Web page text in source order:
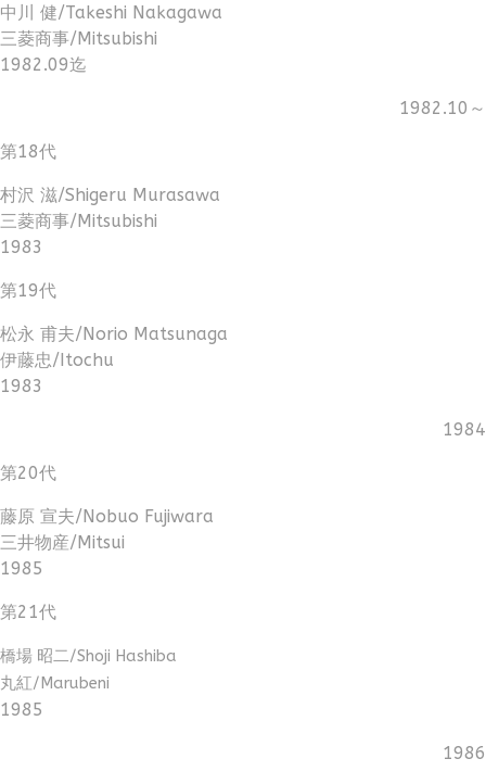
中川 健/Takeshi Nakagawa
三菱商事/Mitsubishi
1982.09迄
1982.10～
第18代
村沢 滋/Shigeru Murasawa
三菱商事/Mitsubishi
1983
第19代
松永 甫夫/Norio Matsunaga
伊藤忠/Itochu
1983
1984
第20代
藤原 宣夫/Nobuo Fujiwara
三井物産/Mitsui
1985
第21代
橋場 昭二/Shoji Hashiba
丸紅/Marubeni
1985
1986